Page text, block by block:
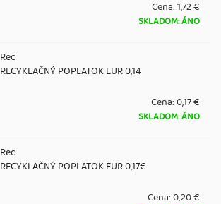
Cena:1,72 €
SKLADOM: ÁNO
Rec
RECYKLAČNÝ POPLATOK EUR 0,14
Cena:0,17 €
SKLADOM: ÁNO
Rec
RECYKLAČNÝ POPLATOK EUR 0,17€
Cena:0,20 €